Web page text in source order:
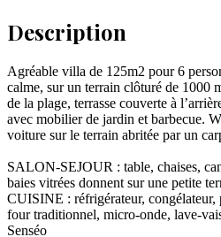
Description
Agréable villa de 125m2 pour 6
calme, sur un terrain clôturé de 1000
de la plage, terrasse couverte à
avec mobilier de jardin et barbecue.
voiture sur le terrain abritée par un
SALON-SEJOUR : table, chaises,
baies vitrées donnent sur une petite
CUISINE : réfrigérateur, congélateur,
four traditionnel, micro-onde, lave-
Senséo